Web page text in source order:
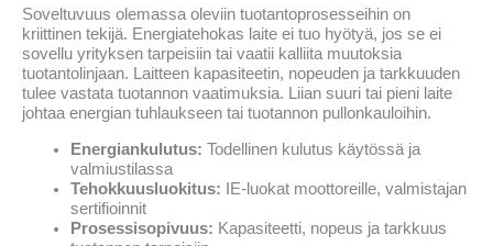
Soveltuvuus olemassa oleviin tuotantoprosesseihin on
kriittinen tekijä. Energiatehokas laite ei tuo hyötyä, jos se ei
sovellu yrityksen tarpeisiin tai vaatii kalliita muutoksia
tuotantolinjaan. Laitteen kapasiteetin, nopeuden ja tarkkuuden
tulee vastata tuotannon vaatimuksia. Liian suuri tai pieni laite
johtaa energian tuhlaukseen tai tuotannon pullonkauloihin.
Energiankulutus: Todellinen kulutus käytössä ja
valmiustilassa
Tehokkuusluokitus: IE-luokat moottoreille, valmistajan
sertifioinnit
Prosessisopivuus: Kapasiteetti, nopeus ja tarkkuus